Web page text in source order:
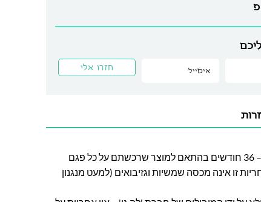
חברת לה גן מעניקה אחריות בין 12 – 36 חודשים בהתאם למוצר שרכשתם על כל פגם
זו אינה מכסה שמשיות וגזיבואים (למעט מנגנון